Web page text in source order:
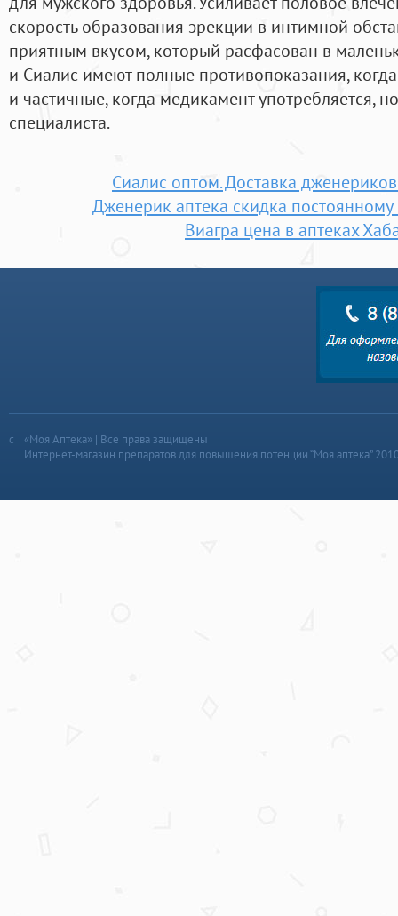
скорость образования эрекции в интимной
приятным вкусом, который расфасован в
и Сиалис имеют полные противопоказания,
и частичные, когда медикамент употребляется,
специалиста.
Сиалис оптом. Доставка
Дженерик аптека скидка
Виагра цена в аптеках
«Моя Аптека» | Все права защищены
Интернет-магазин препаратов для повышения потенции “Моя аптека”